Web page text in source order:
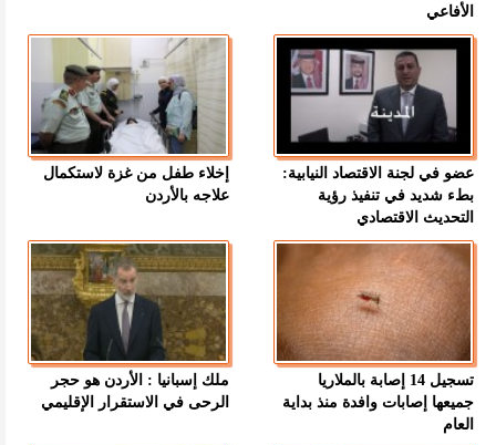
الأفاعي
عضو في لجنة الاقتصاد النيابية:
بطء شديد في تنفيذ رؤية
التحديث الاقتصادي
إخلاء طفل من غزة لاستكمال
علاجه بالأردن
تسجيل 14 إصابة بالملاريا
جميعها إصابات وافدة منذ بداية
العام
ملك إسبانيا : الأردن هو حجر
الرحى في الاستقرار الإقليمي